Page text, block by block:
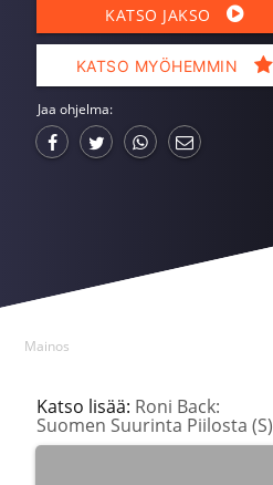
KATSO JAKSO
KATSO MYÖHEMMIN
Jaa ohjelma:
Mainos
Katso lisää: Roni Back:
Suomen Suurinta Piilosta (S)